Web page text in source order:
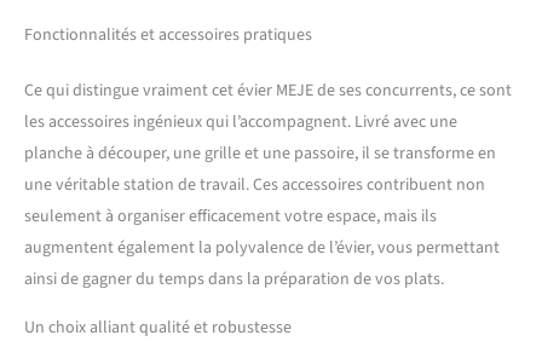
fabriquée à partir d'un
déforme pas et ne se fissure
pas avec le temps ; Facile à
nettoyer et à entretenir. LA
GRILLE INFÉRIEURE EN
ACIER INOXYDABLE protège
la surface de l'évier et
maintient la vaisselle
surélevée pour un drainage
optimal. DRAIN ASSEMBLY
crée un look propre tout en
Fonctionnalités et accessoires pratiques
Ce qui distingue vraiment cet évier MEJE de ses concurrents, ce sont
les accessoires ingénieux qui l’accompagnent. Livré avec une
planche à découper, une grille et une passoire, il se transforme en
une véritable station de travail. Ces accessoires contribuent non
seulement à organiser efficacement votre espace, mais ils
augmentent également la polyvalence de l’évier, vous permettant
ainsi de gagner du temps dans la préparation de vos plats.
Un choix alliant qualité et robustesse